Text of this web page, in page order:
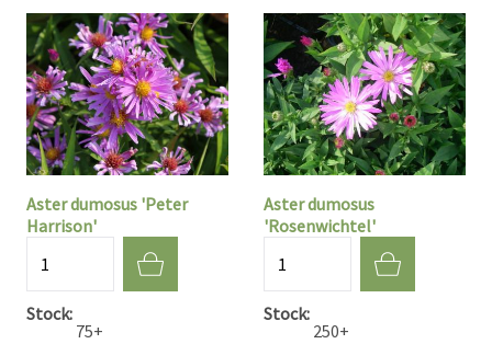
Aster dumosus 'Peter
Harrison'
Stock
75+
Aster dumosus
'Rosenwichtel'
Stock
250+